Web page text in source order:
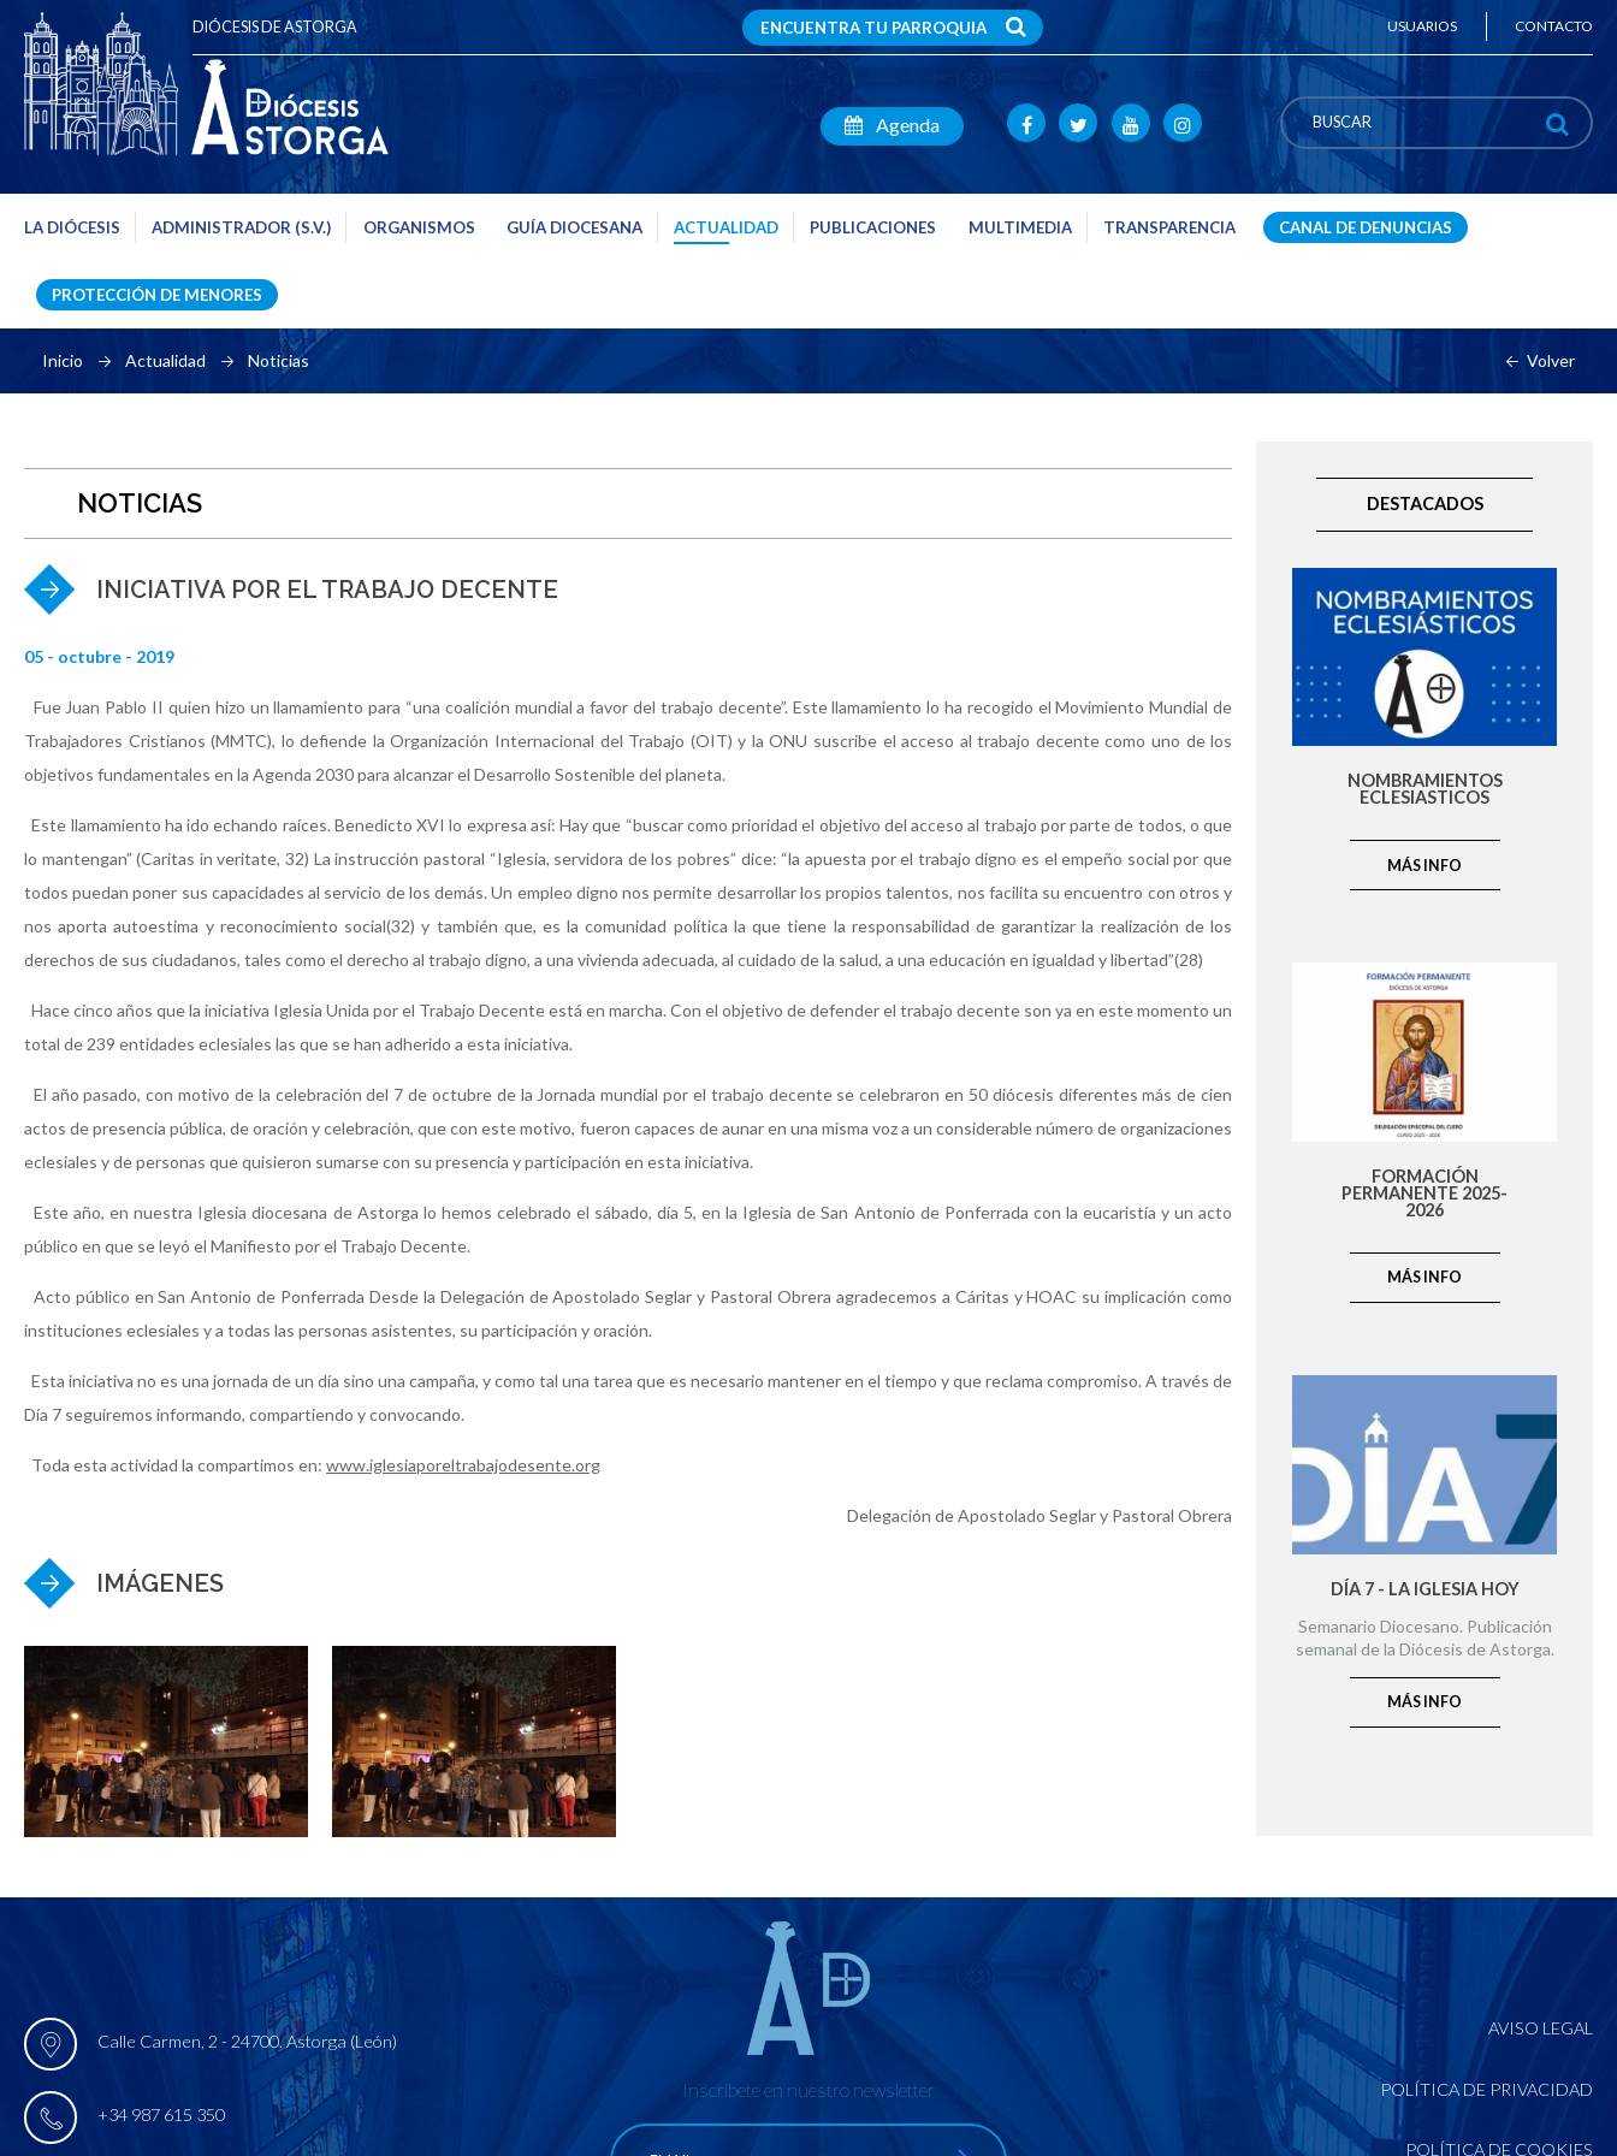
DIÓCESIS DE ASTORGA USUARIOS CONTACTO
ENCUENTRA TU PARROQUIA
Agenda
LA DIÓCESIS ADMINISTRADOR (S.V.) ORGANISMOS GUÍA DIOCESANA ACTUALIDAD PUBLICACIONES MULTIMEDIA TRANSPARENCIA CANAL DE DENUNCIAS
PROTECCIÓN DE MENORES
Inicio Actualidad Noticias Volver
NOTICIAS
INICIATIVA POR EL TRABAJO DECENTE
05 - octubre - 2019
Fue Juan Pablo II quien hizo un llamamiento para “una coalición mundial a favor del trabajo decente”. Este llamamiento lo ha recogido el Movimiento Mundial de
Trabajadores Cristianos (MMTC), lo defiende la Organización Internacional del Trabajo (OIT) y la ONU suscribe el acceso al trabajo decente como uno de los
objetivos fundamentales en la Agenda 2030 para alcanzar el Desarrollo Sostenible del planeta.
Este llamamiento ha ido echando raíces. Benedicto XVI lo expresa así: Hay que “buscar como prioridad el objetivo del acceso al trabajo por parte de todos, o que
lo mantengan” (Caritas in veritate, 32) La instrucción pastoral “Iglesia, servidora de los pobres” dice: “la apuesta por el trabajo digno es el empeño social por que
todos puedan poner sus capacidades al servicio de los demás. Un empleo digno nos permite desarrollar los propios talentos, nos facilita su encuentro con otros y
nos aporta autoestima y reconocimiento social(32) y también que, es la comunidad política la que tiene la responsabilidad de garantizar la realización de los
derechos de sus ciudadanos, tales como el derecho al trabajo digno, a una vivienda adecuada, al cuidado de la salud, a una educación en igualdad y libertad”(28)
Hace cinco años que la iniciativa Iglesia Unida por el Trabajo Decente está en marcha. Con el objetivo de defender el trabajo decente son ya en este momento un
total de 239 entidades eclesiales las que se han adherido a esta iniciativa.
El año pasado, con motivo de la celebración del 7 de octubre de la Jornada mundial por el trabajo decente se celebraron en 50 diócesis diferentes más de cien
actos de presencia pública, de oración y celebración, que con este motivo, fueron capaces de aunar en una misma voz a un considerable número de organizaciones
eclesiales y de personas que quisieron sumarse con su presencia y participación en esta iniciativa.
Este año, en nuestra Iglesia diocesana de Astorga lo hemos celebrado el sábado, día 5, en la Iglesia de San Antonio de Ponferrada con la eucaristía y un acto
público en que se leyó el Manifiesto por el Trabajo Decente.
Acto público en San Antonio de Ponferrada Desde la Delegación de Apostolado Seglar y Pastoral Obrera agradecemos a Cáritas y HOAC su implicación como
instituciones eclesiales y a todas las personas asistentes, su participación y oración.
Esta iniciativa no es una jornada de un día sino una campaña, y como tal una tarea que es necesario mantener en el tiempo y que reclama compromiso. A través de
Día 7 seguiremos informando, compartiendo y convocando.
Toda esta actividad la compartimos en: www.iglesiaporeltrabajodesente.org
Delegación de Apostolado Seglar y Pastoral Obrera
IMÁGENES
DESTACADOS
NOMBRAMIENTOS
ECLESIASTICOS
MÁS INFO
FORMACIÓN
PERMANENTE 2025-
2026
MÁS INFO
DÍA 7 - LA IGLESIA HOY
Semanario Diocesano. Publicación
semanal de la Diócesis de Astorga.
MÁS INFO
Calle Carmen, 2 - 24700. Astorga (León)
+34 987 615 350
Inscríbete en nuestro newsletter
AVISO LEGAL
POLÍTICA DE PRIVACIDAD
POLÍTICA DE COOKIES